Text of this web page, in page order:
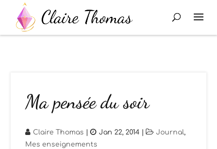
Ma pensée du soir
Claire Thomas | Jan 22, 2014 | Journal,
Mes enseignements